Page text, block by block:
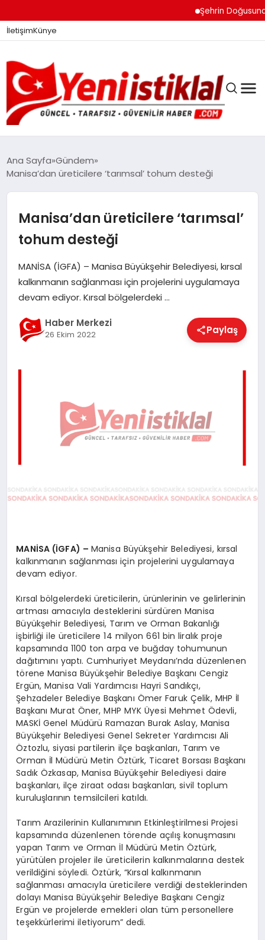
Şehrin Doğusundan
İletişimKünye
GÜNDEM
DÜNYA
EĞITIM
EKONOMI
MAGAZIN
TEKNOLOJI
Ana Sayfa Gündem
Manisa’dan üreticilere ‘tarımsal’ tohum desteği
Manisa’dan üreticilere ‘tarımsal’
tohum desteği
MANİSA (İGFA) – Manisa Büyükşehir Belediyesi, kırsal
kalkınmanın sağlanması için projelerini uygulamaya
devam ediyor. Kırsal bölgelerdeki …
Haber Merkezi
26 Ekim 2022 Paylaş
MANİSA (İGFA) – Manisa Büyükşehir Belediyesi, kırsal
kalkınmanın sağlanması için projelerini uygulamaya
devam ediyor.
Kırsal bölgelerdeki üreticilerin, ürünlerinin ve gelirlerinin
artması amacıyla desteklerini sürdüren Manisa
Büyükşehir Belediyesi, Tarım ve Orman Bakanlığı
işbirliği ile üreticilere 14 milyon 661 bin liralık proje
kapsamında 1100 ton arpa ve buğday tohumunun
dağıtımını yaptı. Cumhuriyet Meydanı’nda düzenlenen
törene Manisa Büyükşehir Belediye Başkanı Cengiz
Ergün, Manisa Vali Yardımcısı Hayri Sandıkçı,
Şehzadeler Belediye Başkanı Ömer Faruk Çelik, MHP İl
Başkanı Murat Öner, MHP MYK Üyesi Mehmet Ödevli,
MASKİ Genel Müdürü Ramazan Burak Aslay, Manisa
Büyükşehir Belediyesi Genel Sekreter Yardımcısı Ali
Öztozlu, siyasi partilerin ilçe başkanları, Tarım ve
Orman İl Müdürü Metin Öztürk, Ticaret Borsası Başkanı
Sadık Özkasap, Manisa Büyükşehir Belediyesi daire
başkanları, ilçe ziraat odası başkanları, sivil toplum
kuruluşlarının temsilcileri katıldı.
Tarım Arazilerinin Kullanımının Etkinleştirilmesi Projesi
kapsamında düzenlenen törende açılış konuşmasını
yapan Tarım ve Orman İl Müdürü Metin Öztürk,
yürütülen projeler ile üreticilerin kalkınmalarına destek
verildiğini söyledi. Öztürk, “Kırsal kalkınmanın
sağlanması amacıyla üreticilere verdiği desteklerinden
dolayı Manisa Büyükşehir Belediye Başkanı Cengiz
Ergün ve projelerde emekleri olan tüm personellere
teşekkürlerimi iletiyorum” dedi.